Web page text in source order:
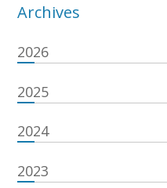
Archives
2026
2025
2024
2023